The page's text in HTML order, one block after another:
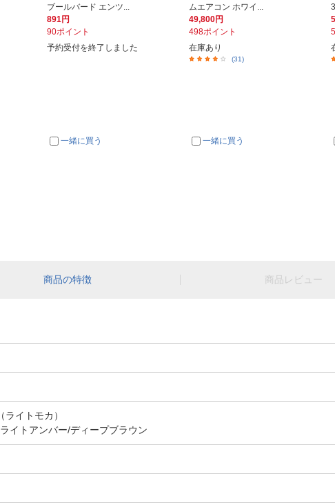
ブールバード エンツ...
891円
90ポイント
予約受付を終了しました
一緒に買う
ムエアコン ホワイ...
49,800円
498ポイント
在庫あり
(31)
一緒に買う
商品の特徴 商品レビュー
イトモカ）
イトアンバー/ディープブラウン